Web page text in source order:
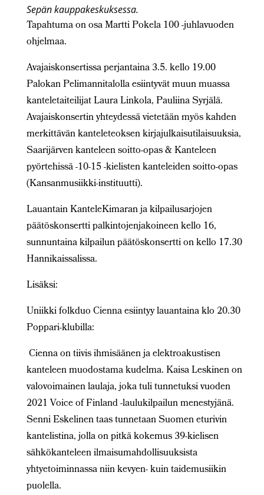
Sepän kauppakeskuksessa.
Tapahtuma on osa Martti Pokela 100 -juhlavuoden
ohjelmaa.
Avajaiskonsertissa perjantaina 3.5. kello 19.00
Palokan Pelimannitalolla esiintyvät muun muassa
kanteletaiteilijat Laura Linkola, Pauliina Syrjälä.
Avajaiskonsertin yhteydessä vietetään myös kahden
merkittävän kanteleteoksen kirjajulkaisutilaisuuksia,
Saarijärven kanteleen soitto-opas & Kanteleen
pyörtehissä -10-15 -kielisten kanteleiden soitto-opas
(Kansanmusiikki-instituutti).
Lauantain KanteleKimaran ja kilpailusarjojen
päätöskonsertti palkintojenjakoineen kello 16,
sunnuntaina kilpailun päätöskonsertti on kello 17.30
Hannikaissalissa.
Lisäksi:
Uniikki folkduo Cienna esiintyy lauantaina klo 20.30
Poppari-klubilla:
Cienna on tiivis ihmisäänen ja elektroakustisen
kanteleen muodostama kudelma. Kaisa Leskinen on
valovoimainen laulaja, joka tuli tunnetuksi vuoden
2021 Voice of Finland -laulukilpailun menestyjänä.
Senni Eskelinen taas tunnetaan Suomen eturivin
kantelistina, jolla on pitkä kokemus 39-kielisen
sähkökanteleen ilmaisumahdollisuuksista
yhtyetoiminnassa niin kevyen- kuin taidemusiikin
puolella.